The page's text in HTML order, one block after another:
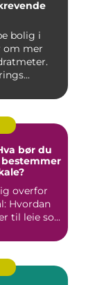
bolig i
om mer
bør du
overfor
Hvordan
til leie so...